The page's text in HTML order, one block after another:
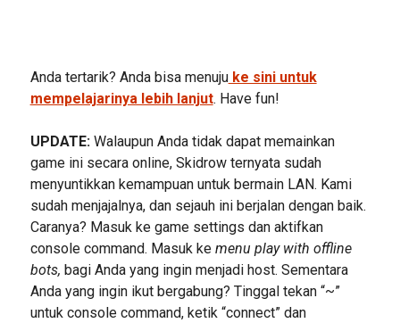
Anda tertarik? Anda bisa menujuke sini untuk
mempelajarinya lebih lanjut. Have fun!
UPDATE:Walaupun Anda tidak dapat memainkan
game ini secara online, Skidrow ternyata sudah
menyuntikkan kemampuan untuk bermain LAN. Kami
sudah menjajalnya, dan sejauh ini berjalan dengan baik.
Caranya? Masuk ke game settings dan aktifkan
console command. Masuk ke menu play with offline
bots, bagi Anda yang ingin menjadi host. Sementara
Anda yang ingin ikut bergabung? Tinggal tekan “~”
untuk console command, ketik “connect” dan